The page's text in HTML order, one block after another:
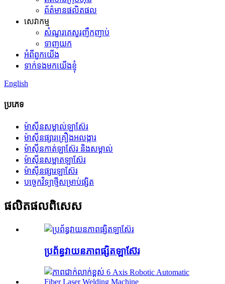
ព័ត៌មានផលិតផល
សេវាកម្ម
សំណួរគេសួរញឹកញាប់
ទាញយក
អំពីពួកយើង
ទាក់ទងមកយើងខ្ញុំ
English
ប្រភេទ
ម៉ាស៊ីនសម្គាល់ឡាស៊ែរ
ម៉ាស៊ីនផ្សារគ្រឿងអលង្ការ
ម៉ាស៊ីនកាត់ឡាស៊ែរ និងសម្គាល់
ម៉ាស៊ីនសម្អាតឡាស៊ែរ
ម៉ាស៊ីនផ្សារឡាស៊ែរ
បច្ចេកវិទ្យាថ្មីសម្រាប់ផ្សិត
ផលិតផលពិសេស
ប្រព័ន្ធវាយនភាពផ្សិតឡាស៊ែរ